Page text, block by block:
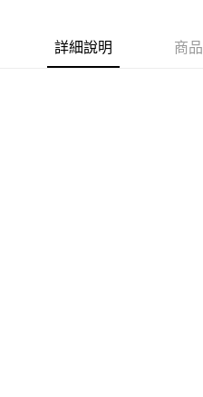
宅配［需2-3個工作天不含預購商
每筆NT$100，滿NT$799(含以上)
詳細說明 商